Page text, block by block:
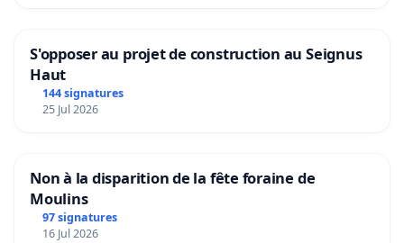
S'opposer au projet de construction au Seignus
Haut
144 signatures
25 Jul 2026
Non à la disparition de la fête foraine de
Moulins
97 signatures
16 Jul 2026